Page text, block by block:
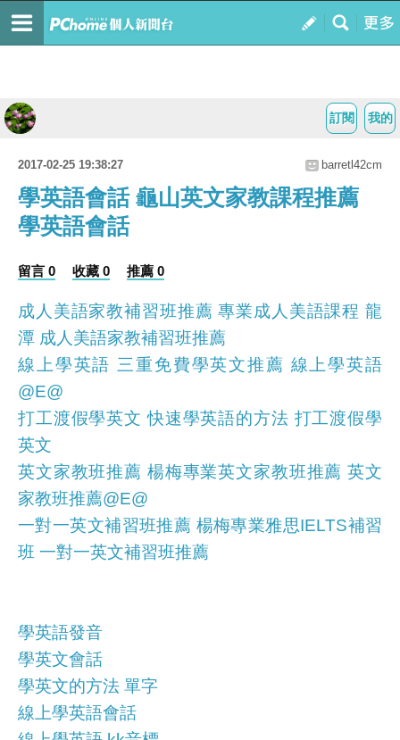
我的
訂閱
2017-02-25 19:38:27 barretl42cm
學英語會話 龜山英文家教課程推薦
學英語會話
留言 0 收藏 0 推薦 0
成人美語家教補習班推薦 專業成人美語課程 龍
潭 成人美語家教補習班推薦
線上學英語 三重免費學英文推薦 線上學英語
@E@
打工渡假學英文 快速學英語的方法 打工渡假學
英文
英文家教班推薦 楊梅專業英文家教班推薦 英文
家教班推薦@E@
一對一英文補習班推薦 楊梅專業雅思IELTS補習
班 一對一英文補習班推薦
學英語發音
學英文會話
學英文的方法 單字
線上學英語會話